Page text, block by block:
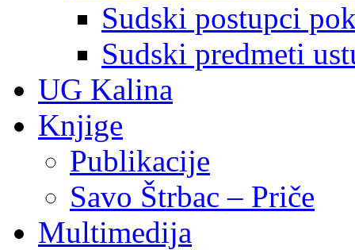
Sudski postupci
Sudski predmeti
UG Kalina
Knjige
Publikacije
Savo Štrbac – Priče
Multimedija